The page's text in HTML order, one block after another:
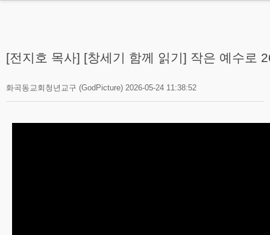
[전지호 목사] [창세기 함께 읽기] 작은 예수로
화곡동교회청년교구 (GodPicture) 2026-05-24 11:38:52
- 말씀 - 전지호 목사